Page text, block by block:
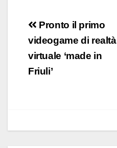
c
e
b
o
at
s
A
e
Navigazione
articoli
Pronto il primo
videogame di realtà
virtuale ‘made in
Friuli’